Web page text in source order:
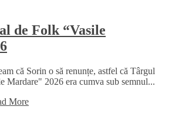
de Folk “Vasile
că Sorin o să renunțe, astfel că Târgul
Mardare" 2026 era cumva sub semnul...
More